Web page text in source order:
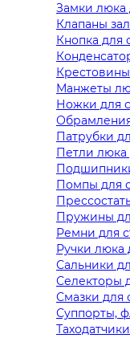
Замки люка
Клапаны
Кнопка для
Манжеты
Ножки для
Патрубки
Петли люка
Помпы для
Пружины
Ремни для
Ручки люка
Сальники
Селекторы
Смазки для
Суппорты,